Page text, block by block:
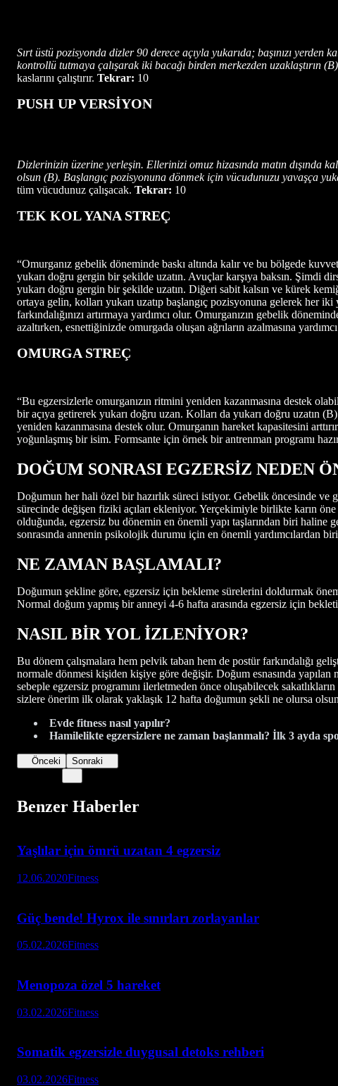
Sırt üstü pozisyonda dizler 90 derece açıyla yukarıda; başınızı
kontrollü tutmaya çalışarak iki bacağı birden merkezden uzaklaştırın
kaslarını çalıştırır. Tekrar: 10
PUSH UP VERSİYON
Dizlerinizin üzerine yerleşin. Ellerinizi omuz hizasında matın dışında
olsun (B). Başlangıç pozisyonuna dönmek için vücudunuzu yavaşça
tüm vücudunuz çalışacak. Tekrar: 10
TEK KOL YANA STREÇ
“Omurganız gebelik döneminde baskı altında kalır ve bu bölgede
yukarı doğru gergin bir şekilde uzatın. Avuçlar karşıya baksın. Şimdi
yukarı doğru gergin bir şekilde uzatın. Diğeri sabit kalsın ve kürek
ortaya gelin, kolları yukarı uzatıp başlangıç pozisyonuna gelerek her iki
farkındalığınızı artırmaya yardımcı olur. Omurganızın gebelik
azaltırken, esnettiğinizde omurgada oluşan ağrıların azalmasına
OMURGA STREÇ
“Bu egzersizlerle omurganızın ritmini yeniden kazanmasına destek
bir açıya getirerek yukarı doğru uzan. Kolları da yukarı doğru uzatın
yeniden kazanmasına destek olur. Omurganın hareket kapasitesini
yoğunlaşmış bir isim. Formsante için örnek bir antrenman programı
DOĞUM SONRASI EGZERSİZ NEDEN
Doğumun her hali özel bir hazırlık süreci istiyor. Gebelik öncesinde ve
sürecinde değişen fiziki açıları ekleniyor. Yerçekimiyle birlikte karın
olduğunda, egzersiz bu dönemin en önemli yapı taşlarından biri haline
sonrasında annenin psikolojik durumu için en önemli yardımcılardan
NE ZAMAN BAŞLAMALI?
Doğumun şekline göre, egzersiz için bekleme sürelerini doldurmak
Normal doğum yapmış bir anneyi 4-6 hafta arasında egzersiz için
NASIL BİR YOL İZLENİYOR?
Bu dönem çalışmalara hem pelvik taban hem de postür farkındalığı
normale dönmesi kişiden kişiye göre değişir. Doğum esnasında
sebeple egzersiz programını ilerletmeden önce oluşabilecek
sizlere önerim ilk olarak yaklaşık 12 hafta doğumun şekli ne olursa
Evde fitness nasıl yapılır?
Hamilelikte egzersizlere ne zaman başlanmalı? İlk 3 ayda
Önceki Sonraki
Benzer Haberler
Yaşlılar için ömrü uzatan 4 egzersiz
12.06.2020Fitness
Güç bende! Hyrox ile sınırları zorlayanlar
05.02.2026Fitness
Menopoza özel 5 hareket
03.02.2026Fitness
Somatik egzersizle duygusal detoks rehberi
03.02.2026Fitness